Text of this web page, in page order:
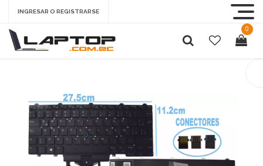
INGRESAR O REGISTRARSE
0